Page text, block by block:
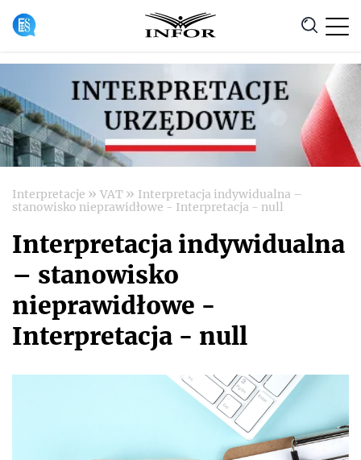
Anuluj
Interpretacje » VAT » Interpretacja indywidualna –
stanowisko nieprawidłowe - Interpretacja - null
Interpretacja indywidualna
– stanowisko
nieprawidłowe -
Interpretacja - null